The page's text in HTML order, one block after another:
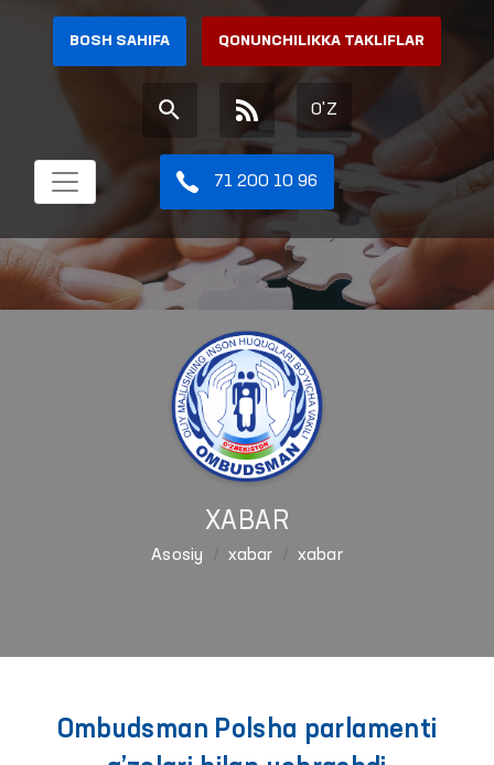
BOSH SAHIFA QONUNCHILIKKA TAKLIFLAR
O'Z
71 200 10 96
XABAR
Asosiy xabar xabar
Ombudsman Polsha parlamenti